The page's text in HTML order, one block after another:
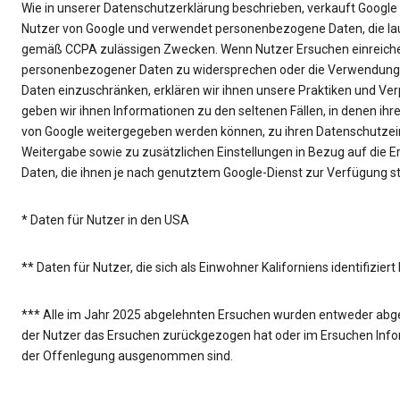
Wie in unserer Datenschutzerklärung beschrieben, verkauft
Nutzer von Google und verwendet personenbezogene Daten, die
gemäß CCPA zulässigen Zwecken. Wenn Nutzer Ersuchen
personenbezogener Daten zu widersprechen oder die
Daten einzuschränken, erklären wir ihnen unsere Praktiken und
geben wir ihnen Informationen zu den seltenen Fällen, in denen
von Google weitergegeben werden können, zu ihren
Weitergabe sowie zu zusätzlichen Einstellungen in Bezug auf die
Daten, die ihnen je nach genutztem Google-Dienst zur Verfügung
* Daten für Nutzer in den USA
** Daten für Nutzer, die sich als Einwohner Kaliforniens identifiziert
*** Alle im Jahr 2025 abgelehnten Ersuchen wurden entweder
der Nutzer das Ersuchen zurückgezogen hat oder im Ersuchen
der Offenlegung ausgenommen sind.